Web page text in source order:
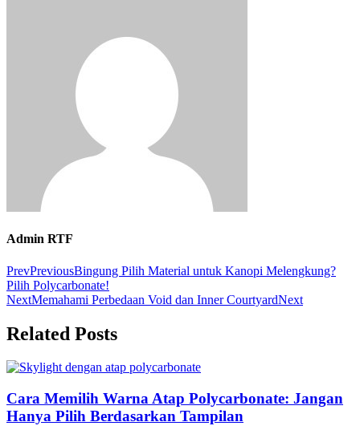
Admin RTF
PrevPreviousBingung Pilih Material untuk Kanopi Melengkung?
Pilih Polycarbonate!
NextMemahami Perbedaan Void dan Inner CourtyardNext
Related Posts
Cara Memilih Warna Atap Polycarbonate: Jangan
Hanya Pilih Berdasarkan Tampilan